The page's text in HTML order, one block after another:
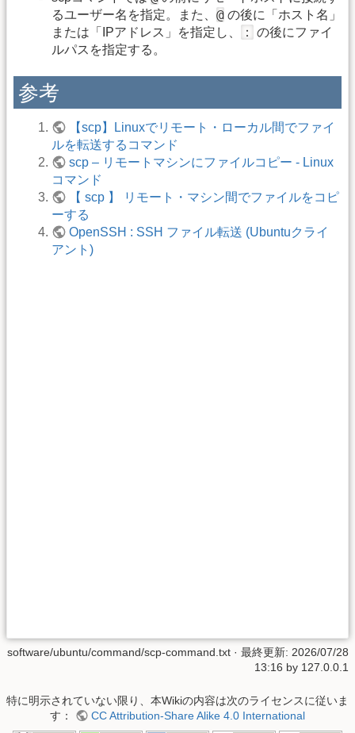
るユーザー名を指定。また、 @ の後に「ホスト名」
または「IPアドレス」を指定し、
：
の後にファイ
ルパスを指定する。
参考
【scp】Linuxでリモート・ローカル間でファイ
ルを転送するコマンド
scp – リモートマシンにファイルコピー - Linux
コマンド
【 scp 】 リモート・マシン間でファイルをコピ
ーする
OpenSSH : SSH ファイル転送 (Ubuntuクライ
アント)
software/ubuntu/command/scp-command.txt · 最終更新: 2026/07/28
13:16 by 127.0.0.1
特に明示されていない限り、本Wikiの内容は次のライセンスに従いま
す：
CC Attribution-Share Alike 4.0 International